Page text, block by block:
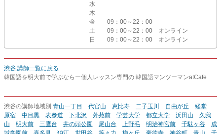
水
木
金
09：00～22：00
土
09：00～22：00 オンライン
日
09：00～22：00 オンライン
渋谷 講師一覧に戻る
韓国語を明大前で学ぶならー個人レッスン専門の 韓国語マンツーマンatCafe
渋谷の講師地域別 青山一丁目 代官山 恵比寿 二子玉川 自由が丘
経堂
原宿
中目黒 表参道 下北沢 外苑前 学芸大学 都立大学 浜田山
久我
山
明大前 三鷹台 井の頭公園 尾山台 上野毛 明治神宮前 千駄ヶ谷
成